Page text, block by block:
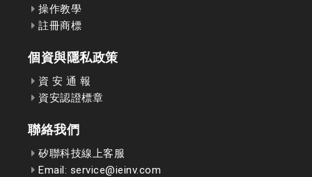
操作教學
註冊商標
個資與隱私政策
資 安 通 報
資安認證標章
聯絡我們
矽聯科技線上客服
Email: service@ieinv.com